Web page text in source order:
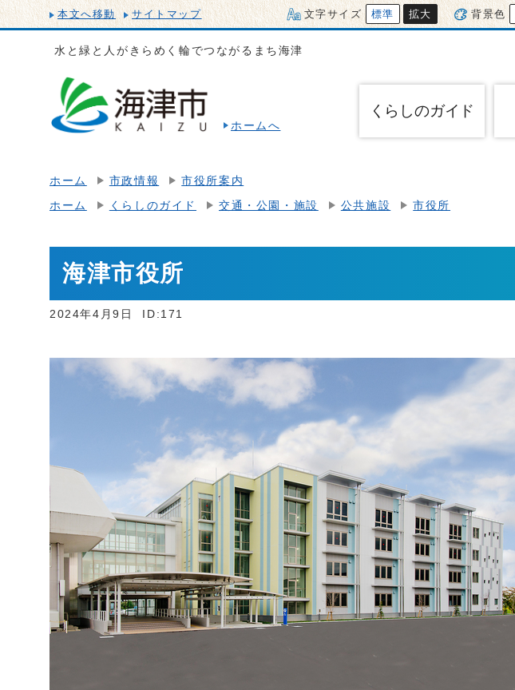
本文へ移動 サイトマップ 文字サイズ 標準 拡大 背景色
水と緑と人がきらめく輪でつながるまち海津
ホームへ
くらしのガイド
ホーム 市政情報 市役所案内
ホーム くらしのガイド 交通・公園・施設 公共施設 市役所
海津市役所
2024年4月9日 ID:171